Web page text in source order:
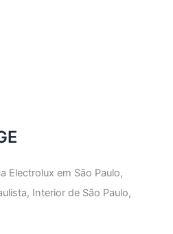
Electrolux em São Paulo,
Interior de São Paulo,